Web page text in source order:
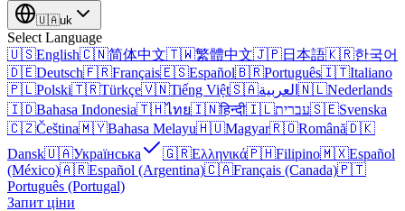
🇺🇦uk
Select Language
🇺🇸English🇨🇳简体中文🇹🇼繁體中文🇯🇵日本語🇰🇷한국어
🇩🇪Deutsch🇫🇷Français🇪🇸Español🇧🇷Português🇮🇹Italiano
🇵🇱Polski🇹🇷Türkçe🇻🇳Tiếng Việt🇸🇦العربية 🇳🇱Nederlands
🇮🇩Bahasa Indonesia🇹🇭ไทย🇮🇳हिन्दी🇮🇱עברית🇸🇪Svenska
🇨🇿Čeština🇲🇾Bahasa Melayu🇭🇺Magyar🇷🇴Română🇩🇰
Dansk🇺🇦Українська 🇬🇷Ελληνικά🇵🇭Filipino🇲🇽Español
(México)🇦🇷Español (Argentina)🇨🇦Français (Canada)🇵🇹
Português (Portugal)
Запит ціни